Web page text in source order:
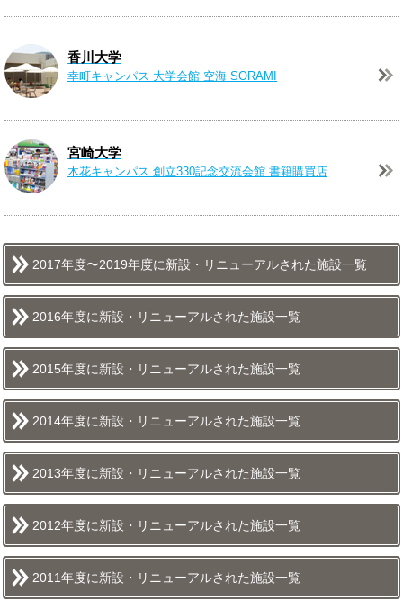
香川大学
幸町キャンパス 大学会館 空海 SORAMI
宮崎大学
木花キャンパス 創立330記念交流会館 書籍購買店
2017年度〜2019年度に新設・リニューアルされた施設一覧
2016年度に新設・リニューアルされた施設一覧
2015年度に新設・リニューアルされた施設一覧
2014年度に新設・リニューアルされた施設一覧
2013年度に新設・リニューアルされた施設一覧
2012年度に新設・リニューアルされた施設一覧
2011年度に新設・リニューアルされた施設一覧